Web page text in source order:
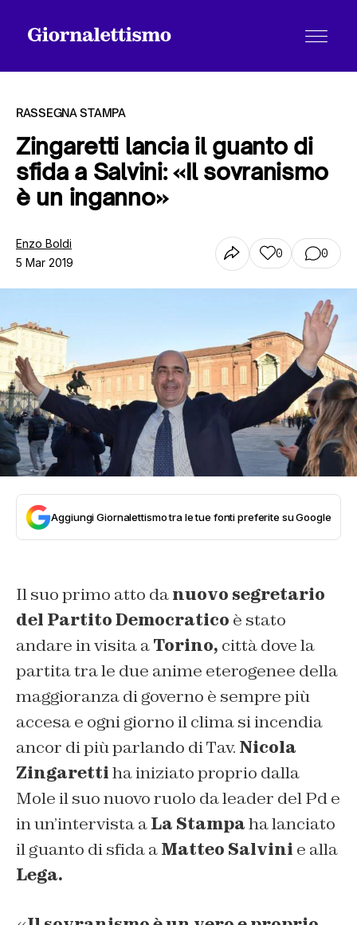
Tutti gli articoli
Chi siamo
RASSEGNA STAMPA
Zingaretti lancia il guanto di
sfida a Salvini: «Il sovranismo
è un inganno»
Enzo Boldi
5 Mar 2019
0 0
Aggiungi Giornalettismo tra le tue fonti preferite su Google
Il suo primo atto danuovo segretario
del Partito Democratico è stato
andare in visita aTorino, città dove la
partita tra le due anime eterogenee della
maggioranza di governo è sempre più
accesa e ogni giorno il clima si incendia
ancor di più parlando di Tav. Nicola
Zingarettiha iniziato proprio dalla
Mole il suo nuovo ruolo da leader del Pd e
in un’intervista aLa Stampaha lanciato
il guanto di sfida aMatteo Salvini e alla
Lega.